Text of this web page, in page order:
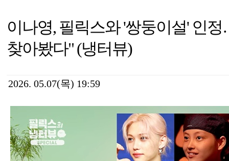
이나영, 필릭스와 '쌍둥이설' 인
찾아봤다" (냉터뷰)
2026. 05.07(목) 19:59